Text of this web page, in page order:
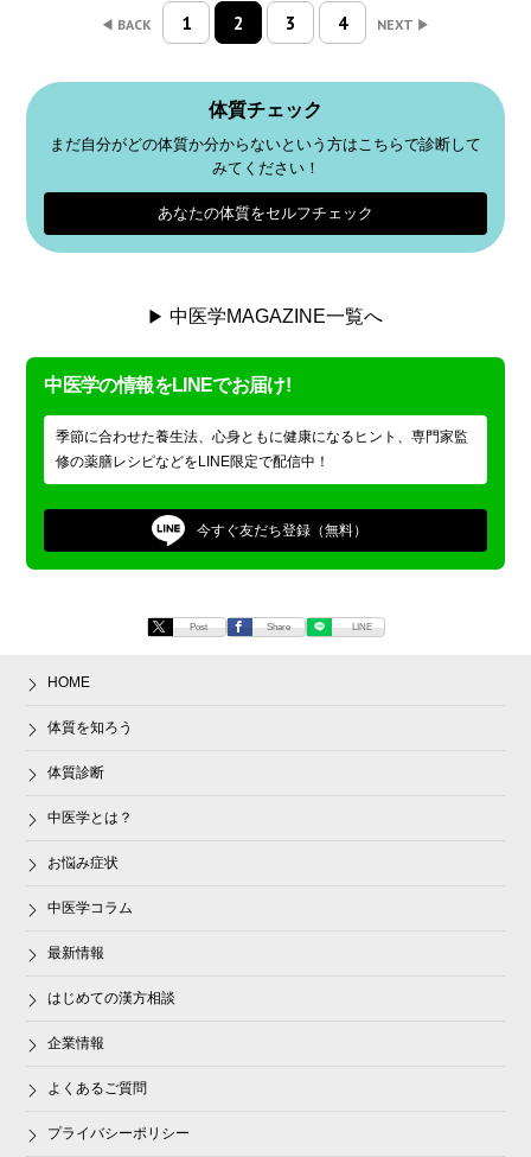
BACK 1 2 3 4 NEXT
体質チェック
まだ自分がどの体質か分からないという方はこちらで診断して
みてください！
あなたの体質をセルフチェック
中医学MAGAZINE一覧へ
中医学の情報をLINEでお届け!
季節に合わせた養生法、心身ともに健康になるヒント、専門家監
修の薬膳レシピなどをLINE限定で配信中！
今すぐ友だち登録（無料）
Post Share LINE
HOME
体質を知ろう
体質診断
中医学とは？
お悩み症状
中医学コラム
最新情報
はじめての漢方相談
企業情報
よくあるご質問
プライバシーポリシー